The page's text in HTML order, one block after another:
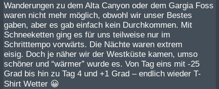
Wanderungen zu dem Alta Canyon oder dem Gargia Foss
waren nicht mehr möglich, obwohl wir unser Bestes
gaben, aber es gab einfach kein Durchkommen. Mit
Schneeketten ging es für uns teilweise nur im
Schritttempo vorwärts. Die Nächte waren extrem
eisig. Doch je näher wir der Westküste kamen, umso
schöner und “wärmer” wurde es. Von Tag eins mit -25
Grad bis hin zu Tag 4 und +1 Grad – endlich wieder T-
Shirt Wetter 😀